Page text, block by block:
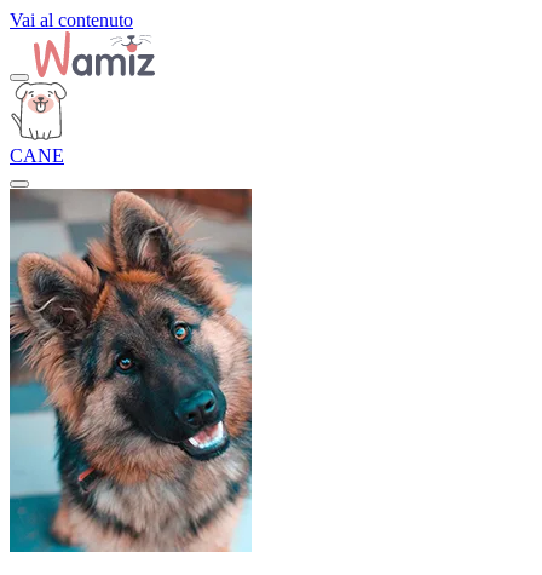
Vai al contenuto
CANE